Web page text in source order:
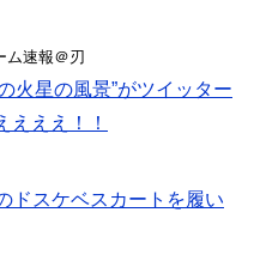
ム速報＠刃
火星の風景”がツイッター
えええ！！
ドスケベスカートを履い